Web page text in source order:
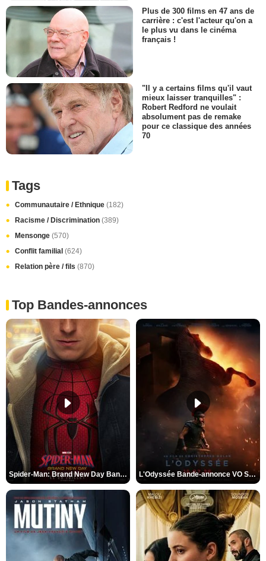
Plus de 300 films en 47 ans de
carrière : c'est l'acteur qu'on a
le plus vu dans le cinéma
français !
"Il y a certains films qu'il vaut
mieux laisser tranquilles" :
Robert Redford ne voulait
absolument pas de remake
pour ce classique des années
70
Tags
Communautaire / Ethnique (182)
Racisme / Discrimination (389)
Mensonge (570)
Conflit familial (624)
Relation père / fils (870)
Top Bandes-annonces
Spider-Man: Brand New Day Bande-annonce VO STFR L'Odyssée Bande-annonce VO STFR